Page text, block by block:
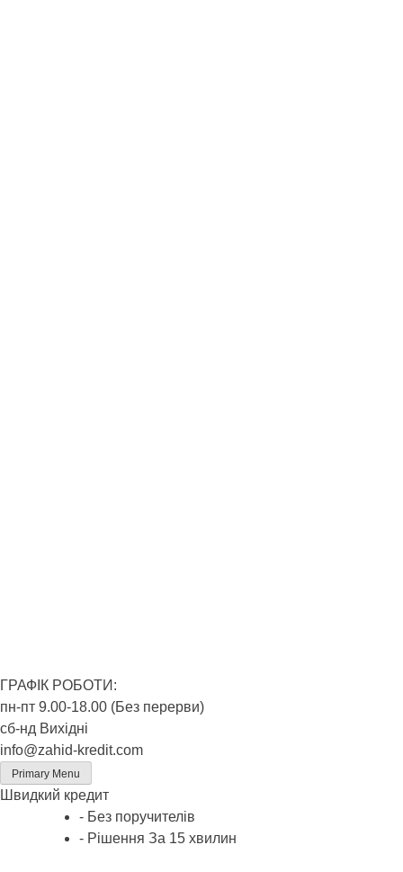
ГРАФІК РОБОТИ:
пн-пт 9.00-18.00 (Без перерви)
сб-нд Вихідні
info@zahid-kredit.com
Primary Menu
Швидкий кредит
- Без поручителів
- Рішення За 15 хвилин